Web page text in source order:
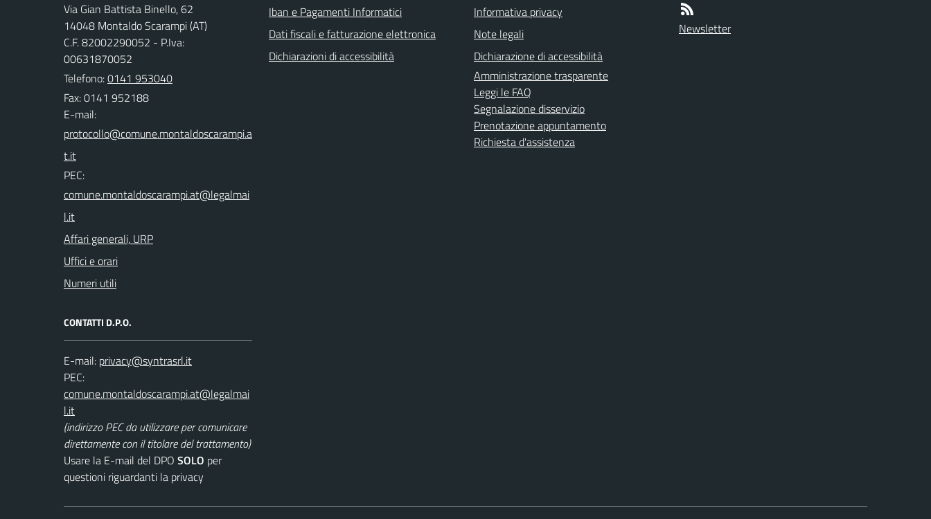
Via Gian Battista Binello, 62
14048 Montaldo Scarampi (AT)
C.F. 82002290052 - P.Iva:
00631870052
Telefono:0141 953040
Fax: 0141 952188
E-mail:
PEC:
Affari generali, URP
Uffici e orari
Numeri utili
CONTATTI D.P.O.
E-mail:
PEC:
(indirizzo PEC da utilizzare per comunicare
direttamente con il titolare del trattamento)
Usare la E-mail del DPO SOLO per
questioni riguardanti la privacy
Iban e Pagamenti Informatici
Dati fiscali e fatturazione elettronica
Dichiarazioni di accessibilità
Informativa privacy
Note legali
Dichiarazione di accessibilità
Amministrazione trasparente
Leggi le FAQ
Segnalazione disservizio
Prenotazione appuntamento
Richiesta d'assistenza
Newsletter